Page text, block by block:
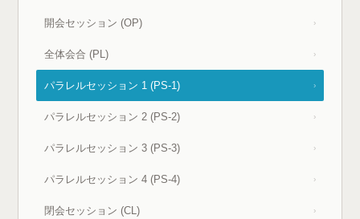
開会セッション (OP) ›
全体会合 (PL) ›
パラレルセッション 1 (PS-1) ›
パラレルセッション 2 (PS-2) ›
パラレルセッション 3 (PS-3) ›
パラレルセッション 4 (PS-4) ›
閉会セッション (CL) ›